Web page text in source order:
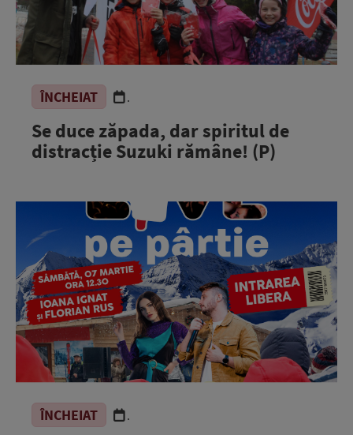
ÎNCHEIAT .
Se duce zăpada, dar spiritul de
distracție Suzuki rămâne! (P)
ÎNCHEIAT .